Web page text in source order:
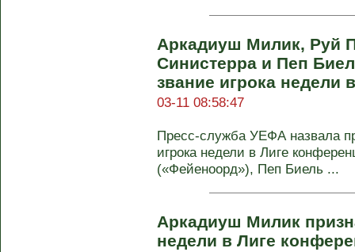
Аркадиуш Милик, Руй
Синистерра и Пеп
звание игрока недели
03-11 08:58:47
Пресс-служба УЕФА назвала
игрока недели в Лиге
(«Фейеноорд»), Пеп Биель ...
Аркадиуш Милик
недели в Лиге